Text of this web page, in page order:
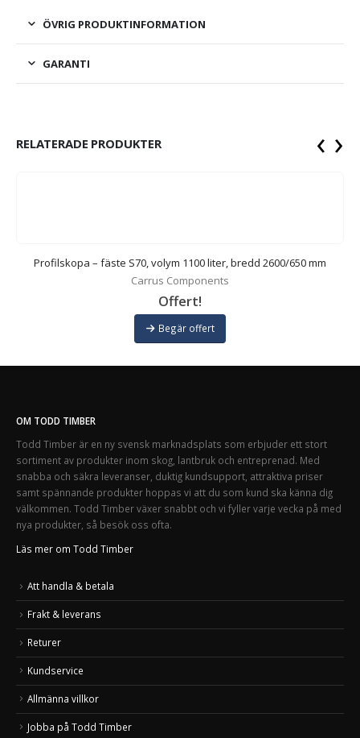
ÖVRIG PRODUKTINFORMATION
GARANTI
RELATERADE PRODUKTER
Profilskopa – fäste S70, volym 1100 liter, bredd 2600/650 mm
Carrus Components
Offert!
Begär offert
‹ ›
OM TODD TIMBER
Todd Timber är en ny svensk marknadsplats som erbjuder ett stort
sortiment av produkter inom skog, lantbruk och entreprenad. Med
snabba och säkra leveranser, duktig kundsupport, attraktiva priser
samt spännande produkter hoppas vi att du som kund ska känna dig
välkommen. Todd Timber växer snabbt och vi fyller varje vecka på med
nya produkter, så besök oss ofta.
Läs mer om Todd Timber
Att handla & betala
Frakt & leverans
Returer
Kundservice
Allmänna villkor
Jobba på Todd Timber